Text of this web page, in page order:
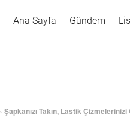
Ana Sayfa Gündem
Şapkanızı Takın, Lastik